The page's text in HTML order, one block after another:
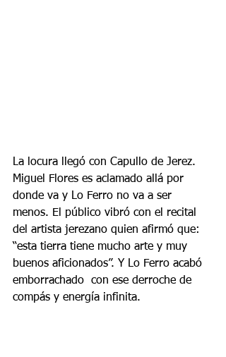
La locura llegó con Capullo de Jerez.
Miguel Flores es aclamado allá por
donde va y Lo Ferro no va a ser
menos. El público vibró con el recital
del artista jerezano quien afirmó que:
“esta tierra tiene mucho arte y muy
buenos aficionados”. Y Lo Ferro acabó
emborrachado  con ese derroche de
compás y energía infinita.